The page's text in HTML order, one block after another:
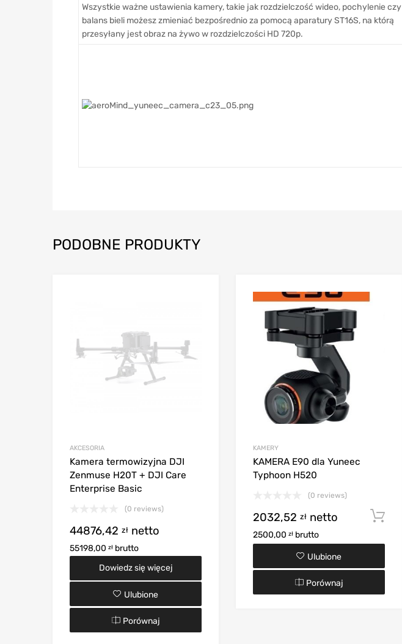
Wszystkie ważne ustawienia kamery, takie jak rozdzielczość wideo, pochylenie czy
balans bieli możesz zmieniać bezpośrednio za pomocą aparatury ST16S, na którą
przesyłany jest obraz na żywo w rozdzielczości HD 720p.
PODOBNE PRODUKTY
AKCESORIA
Kamera termowizyjna DJI
Zenmuse H20T + DJI Care
Enterprise Basic
(0 reviews)
44876,42 zł netto
55198,00 zł brutto
Dowiedz się więcej
Ulubione
Porównaj
KAMERY
KAMERA E90 dla Yuneec
Typhoon H520
(0 reviews)
2032,52 zł netto
2500,00 zł brutto
Ulubione
Porównaj